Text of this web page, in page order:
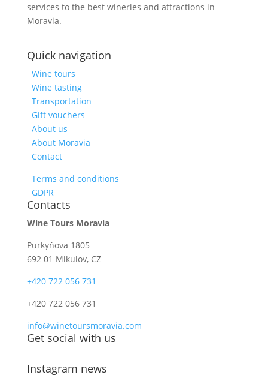
services to the best wineries and attractions in
Moravia.
Quick navigation
Wine tours
Wine tasting
Transportation
Gift vouchers
About us
About Moravia
Contact
Terms and conditions
GDPR
Contacts
Wine Tours Moravia
Purkyňova 1805
692 01 Mikulov, CZ
+420 722 056 731
+420 722 056 731
info@winetoursmoravia.com
Get social with us
Instagram news